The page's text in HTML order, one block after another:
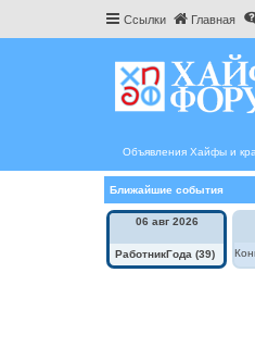
Ссылки Главная
Объявления Хайфы и
Ближайшие события
06 авг 2026
РаботникГода (39)